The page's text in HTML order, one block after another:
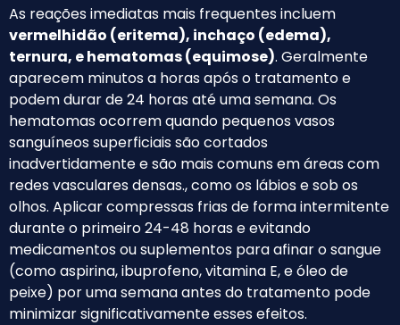
As reações imediatas mais frequentes incluem
vermelhidão (eritema), inchaço (edema),
ternura, e hematomas (equimose). Geralmente
aparecem minutos a horas após o tratamento e
podem durar de 24 horas até uma semana. Os
hematomas ocorrem quando pequenos vasos
sanguíneos superficiais são cortados
inadvertidamente e são mais comuns em áreas com
redes vasculares densas., como os lábios e sob os
olhos. Aplicar compressas frias de forma intermitente
durante o primeiro 24-48 horas e evitando
medicamentos ou suplementos para afinar o sangue
(como aspirina, ibuprofeno, vitamina E, e óleo de
peixe) por uma semana antes do tratamento pode
minimizar significativamente esses efeitos.